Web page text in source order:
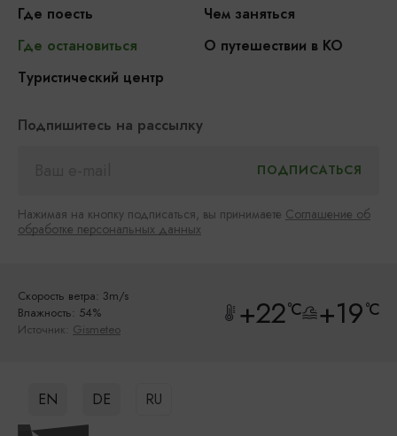
Где поесть
Чем заняться
Где остановиться
О путешествии в КО
Туристический центр
Подпишитесь на рассылку
Нажимая на кнопку подписаться, вы принимаете Соглашение об
обработке персональных данных
Скорость ветра: 3m/s
Влажность: 54%
Источник: Gismeteo +22°C +19°C
EN DE RU